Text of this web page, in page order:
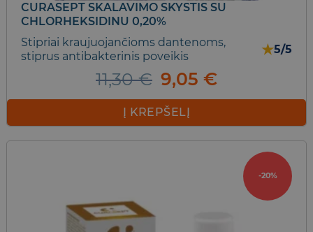
CURASEPT SKALAVIMO SKYSTIS SU
CHLORHEKSIDINU 0,20%
Stipriai kraujuojančioms dantenoms,
stiprus antibakterinis poveikis
★5/5
11,30€ Original
price
was:
11,30 €.
9,05 €Current
price
9,05 €.
Į KREPŠELĮ
-20%